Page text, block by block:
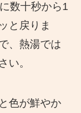
数十秒から1
と戻りま
、熱湯では
い。
色が鮮やか